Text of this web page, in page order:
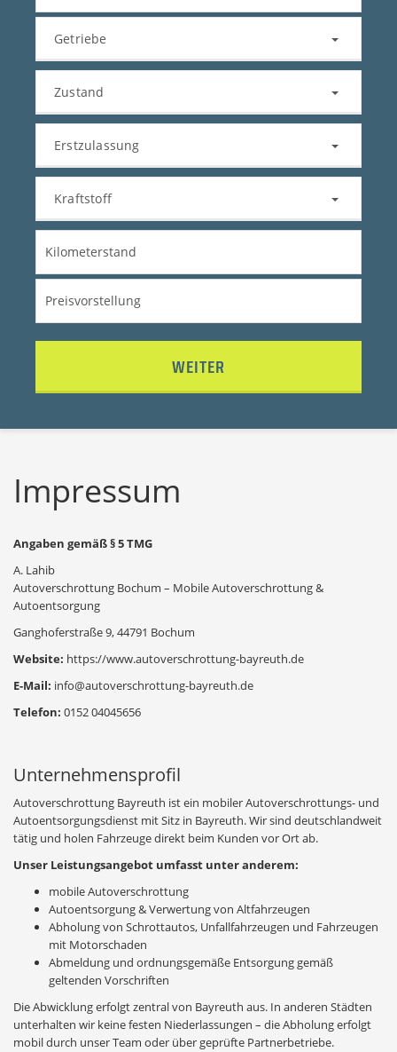
Getriebe
Zustand
Erstzulassung
Kraftstoff
WEITER
Impressum
Angaben gemäß § 5 TMG
A. Lahib
Autoverschrottung Bochum – Mobile Autoverschrottung &
Autoentsorgung
Ganghoferstraße 9, 44791 Bochum
Website: https://www.autoverschrottung-bayreuth.de
E-Mail: info@autoverschrottung-bayreuth.de
Telefon: 0152 04045656
Unternehmensprofil
Autoverschrottung Bayreuth ist ein mobiler Autoverschrottungs- und
Autoentsorgungsdienst mit Sitz in Bayreuth. Wir sind deutschlandweit
tätig und holen Fahrzeuge direkt beim Kunden vor Ort ab.
Unser Leistungsangebot umfasst unter anderem:
mobile Autoverschrottung
Autoentsorgung & Verwertung von Altfahrzeugen
Abholung von Schrottautos, Unfallfahrzeugen und Fahrzeugen
mit Motorschaden
Abmeldung und ordnungsgemäße Entsorgung gemäß
geltenden Vorschriften
Die Abwicklung erfolgt zentral von Bayreuth aus. In anderen Städten
unterhalten wir keine festen Niederlassungen – die Abholung erfolgt
mobil durch unser Team oder über geprüfte Partnerbetriebe.